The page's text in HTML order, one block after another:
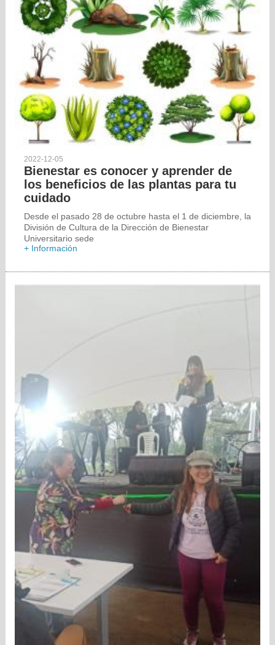
2022-12-05
Bienestar es conocer y aprender de
los beneficios de las plantas para tu
cuidado
Desde el pasado 28 de octubre hasta el 1 de diciembre, la
División de Cultura de la Dirección de Bienestar
Universitario sede
+ Información